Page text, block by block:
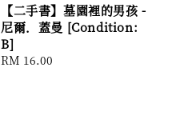
【二手書】墓園裡的男孩 -
尼爾．蓋曼 [Condition:
B]
Regular
RM 16.00